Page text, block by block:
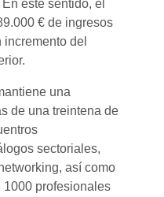
este sentido, el
€ de ingresos
del
una
de una treintena de
sectoriales,
así como
1000 profesionales